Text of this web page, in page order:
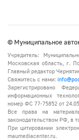
© Муниципальное
Учредитель:
Московская область, г.
Главный редактор
Свяжитесь с нами:
Зарегистрировано
информационных
номер ФС 77-75852 от
Все права на
законодательством РФ, в
При цитировании
maumediacenter.ru.